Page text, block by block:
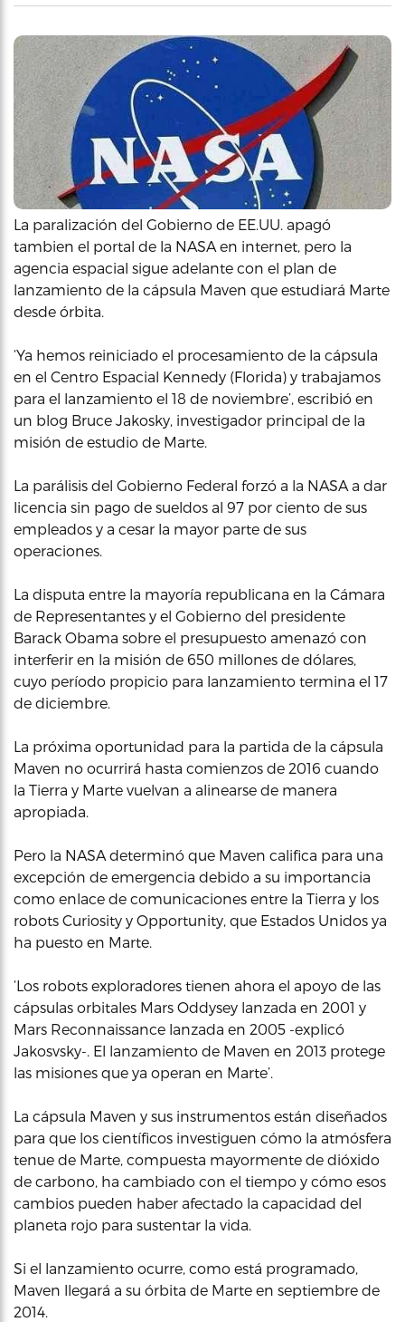
La paralización del Gobierno de EE.UU. apagó
tambien el portal de la NASA en internet, pero la
agencia espacial sigue adelante con el plan de
lanzamiento de la cápsula Maven que estudiará Marte
desde órbita.
‘Ya hemos reiniciado el procesamiento de la cápsula
en el Centro Espacial Kennedy (Florida) y trabajamos
para el lanzamiento el 18 de noviembre’, escribió en
un blog Bruce Jakosky, investigador principal de la
misión de estudio de Marte.
La parálisis del Gobierno Federal forzó a la NASA a dar
licencia sin pago de sueldos al 97 por ciento de sus
empleados y a cesar la mayor parte de sus
operaciones.
La disputa entre la mayoría republicana en la Cámara
de Representantes y el Gobierno del presidente
Barack Obama sobre el presupuesto amenazó con
interferir en la misión de 650 millones de dólares,
cuyo período propicio para lanzamiento termina el 17
de diciembre.
La próxima oportunidad para la partida de la cápsula
Maven no ocurrirá hasta comienzos de 2016 cuando
la Tierra y Marte vuelvan a alinearse de manera
apropiada.
Pero la NASA determinó que Maven califica para una
excepción de emergencia debido a su importancia
como enlace de comunicaciones entre la Tierra y los
robots Curiosity y Opportunity, que Estados Unidos ya
ha puesto en Marte.
‘Los robots exploradores tienen ahora el apoyo de las
cápsulas orbitales Mars Oddysey lanzada en 2001 y
Mars Reconnaissance lanzada en 2005 -explicó
Jakosvsky-. El lanzamiento de Maven en 2013 protege
las misiones que ya operan en Marte’.
La cápsula Maven y sus instrumentos están diseñados
para que los científicos investiguen cómo la atmósfera
tenue de Marte, compuesta mayormente de dióxido
de carbono, ha cambiado con el tiempo y cómo esos
cambios pueden haber afectado la capacidad del
planeta rojo para sustentar la vida.
Si el lanzamiento ocurre, como está programado,
Maven llegará a su órbita de Marte en septiembre de
2014.